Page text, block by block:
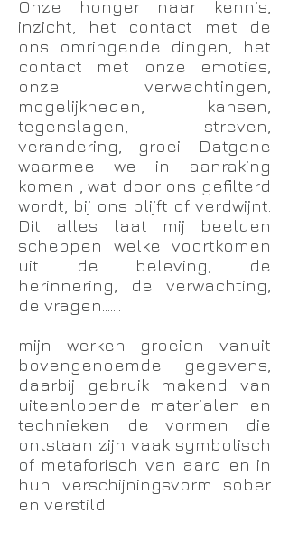
Onze honger naar kennis,
inzicht, het contact met de
ons omringende dingen, het
contact met onze emoties,
onze verwachtingen,
mogelijkheden, kansen,
tegenslagen, streven,
verandering, groei. Datgene
waarmee we in aanraking
komen , wat door ons gefilterd
wordt, bij ons blijft of verdwijnt.
Dit alles laat mij beelden
scheppen welke voortkomen
uit de beleving, de
herinnering, de verwachting,
de vragen.......
mijn werken groeien vanuit
bovengenoemde gegevens,
daarbij gebruik makend van
uiteenlopende materialen en
technieken de vormen die
ontstaan zijn vaak symbolisch
of metaforisch van aard en in
hun verschijningsvorm sober
en verstild.